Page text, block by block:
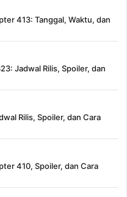
413: Tanggal, Waktu, dan
Jadwal Rilis, Spoiler, dan
Rilis, Spoiler, dan Cara
410, Spoiler, dan Cara